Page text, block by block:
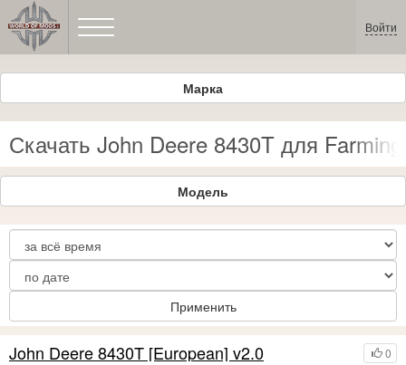
Войти
Марка
Скачать John Deere 8430T для
Модель
Применить
0
John Deere 8430T [European] v2.0